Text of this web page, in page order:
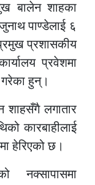
बालेन शाहका
पाण्डेलाई ६
प्रशासकीय
प्रवेशमा
हुन्।
शाहसँगै लगातार
कारबाहीलाई
हेरिएको छ।
नक्सापासमा